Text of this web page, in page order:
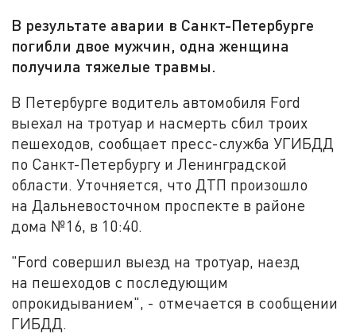
В результате аварии в Санкт-Петербурге
погибли двое мужчин, одна женщина
получила тяжелые травмы.
В Петербурге водитель автомобиля Ford
выехал на тротуар и насмерть сбил троих
пешеходов, сообщает пресс-служба УГИБДД
по Санкт-Петербургу и Ленинградской
области. Уточняется, что ДТП произошло
на Дальневосточном проспекте в районе
дома №16, в 10:40.
"Ford совершил выезд на тротуар, наезд
на пешеходов с последующим
опрокидыванием", - отмечается в сообщении
ГИБДД.